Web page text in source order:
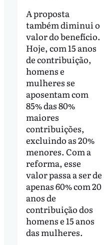
A proposta
também diminui o
valor do benefício.
Hoje, com 15 anos
de contribuição,
homens e
mulheres se
aposentam com
85% das 80%
maiores
contribuições,
excluindo as 20%
menores. Com a
reforma, esse
valor passa a ser de
apenas 60% com 20
anos de
contribuição dos
homens e 15 anos
das mulheres.